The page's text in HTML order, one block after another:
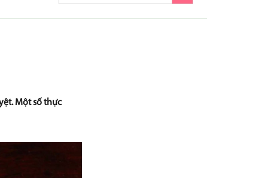
Một số thực